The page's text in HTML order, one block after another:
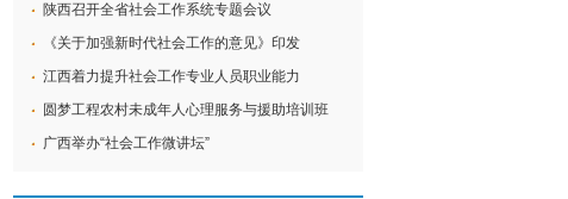
陕西召开全省社会工作系统专题会议
《关于加强新时代社会工作的意见》印发
江西着力提升社会工作专业人员职业能力
圆梦工程农村未成年人心理服务与援助培训班
广西举办“社会工作微讲坛”